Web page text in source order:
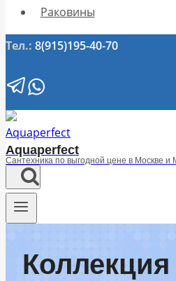
Раковины
Тел.: 8(915)195-40-70
Aquaperfect
Сантехника по выгодной цене в Москве и